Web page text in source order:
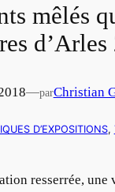
mêlés
d’Arles
—parChristian
D’EXPOSITIONS,
resserrée, une